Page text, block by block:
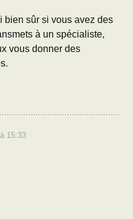
bien sûr si vous avez des
à un spécialiste,
vous donner des
15:33